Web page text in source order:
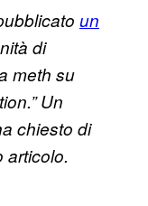
un
di
meth su
Un
chiesto di
articolo.